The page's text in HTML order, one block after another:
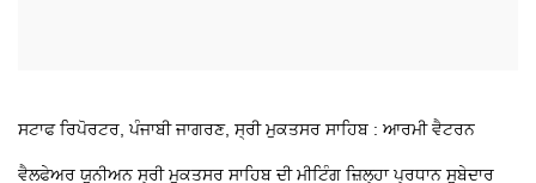
ਸਟਾਫ ਰਿਪੋਰਟਰ, ਪੰਜਾਬੀ ਜਾਗਰਣ, ਸ੍ਰੀ ਮੁਕਤਸਰ ਸਾਹਿਬ : ਆਰਮੀ ਵੈਟਰਨ
ਵੈਲਫੇਅਰ ਯੂਨੀਅਨ ਸ੍ਰੀ ਮੁਕਤਸਰ ਸਾਹਿਬ ਦੀ ਮੀਟਿੰਗ ਜ਼ਿਲ੍ਹਾ ਪ੍ਰਧਾਨ ਸੂਬੇਦਾਰ